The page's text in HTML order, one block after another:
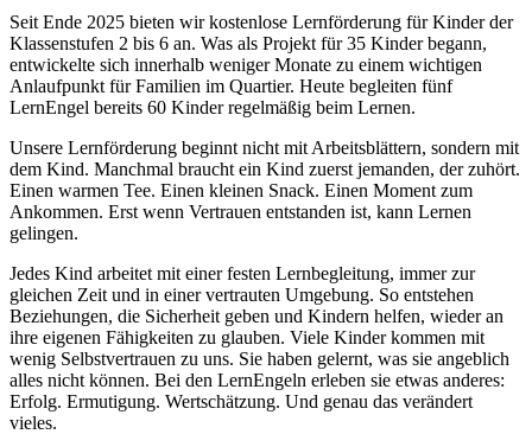
Seit Ende 2025 bieten wir kostenlose Lernförderung für Kinder der
Klassenstufen 2 bis 6 an. Was als Projekt für 35 Kinder begann,
entwickelte sich innerhalb weniger Monate zu einem wichtigen
Anlaufpunkt für Familien im Quartier. Heute begleiten fünf
LernEngel bereits 60 Kinder regelmäßig beim Lernen.
Unsere Lernförderung beginnt nicht mit Arbeitsblättern, sondern mit
dem Kind. Manchmal braucht ein Kind zuerst jemanden, der zuhört.
Einen warmen Tee. Einen kleinen Snack. Einen Moment zum
Ankommen. Erst wenn Vertrauen entstanden ist, kann Lernen
gelingen.
Jedes Kind arbeitet mit einer festen Lernbegleitung, immer zur
gleichen Zeit und in einer vertrauten Umgebung. So entstehen
Beziehungen, die Sicherheit geben und Kindern helfen, wieder an
ihre eigenen Fähigkeiten zu glauben. Viele Kinder kommen mit
wenig Selbstvertrauen zu uns. Sie haben gelernt, was sie angeblich
alles nicht können. Bei den LernEngeln erleben sie etwas anderes:
Erfolg. Ermutigung. Wertschätzung. Und genau das verändert
vieles.